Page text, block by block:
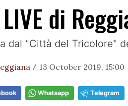
di
dal "Città del Tricolore"
/ 13 October 2019, 15:00
Whatsapp Telegram